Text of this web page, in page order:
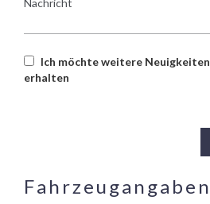
Ich möchte weitere
erhalten
Fahrzeugangaben